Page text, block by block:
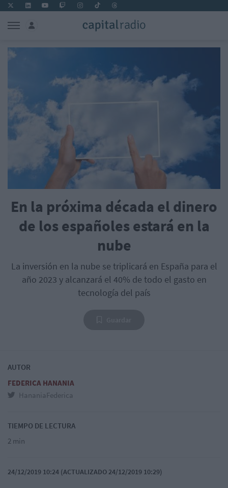
En la próxima década el dinero
de los españoles estará en la
nube
La inversión en la nube se triplicará en España para el
año 2023 y alcanzará el 40% de todo el gasto en
tecnología del país
AUTOR
FEDERICA HANANIA
HananiaFederica
TIEMPO DE LECTURA
2 min
24/12/2019 10:24 (ACTUALIZADO 24/12/2019 10:29)